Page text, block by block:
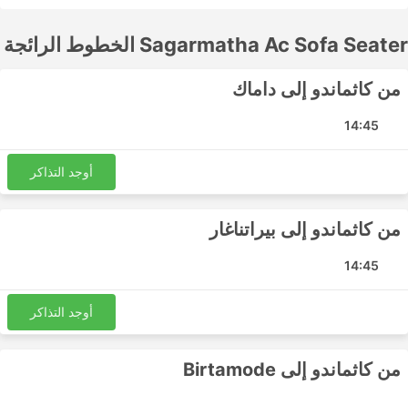
العديد من الوجهات الطويلة المدى التي تخدمها الحافلات الليلية،
اختيار أفضل تذكرة ودرجة حافلة.
Sagarmatha Ac Sofa Seater أشهر
الوجهات
المسارات وإليك قائمة ببعض أكثرها شيوعًا:
Sagarmatha Ac Sofa Seater الخطوط الرائجة
من كاثماندو إلى داماك
14:45
أوجد التذاكر
من كاثماندو إلى بيراتناغار
14:45
أوجد التذاكر
من كاثماندو إلى Birtamode